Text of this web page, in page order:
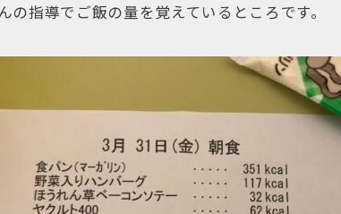
の指導でご飯の量を覚えているところです。